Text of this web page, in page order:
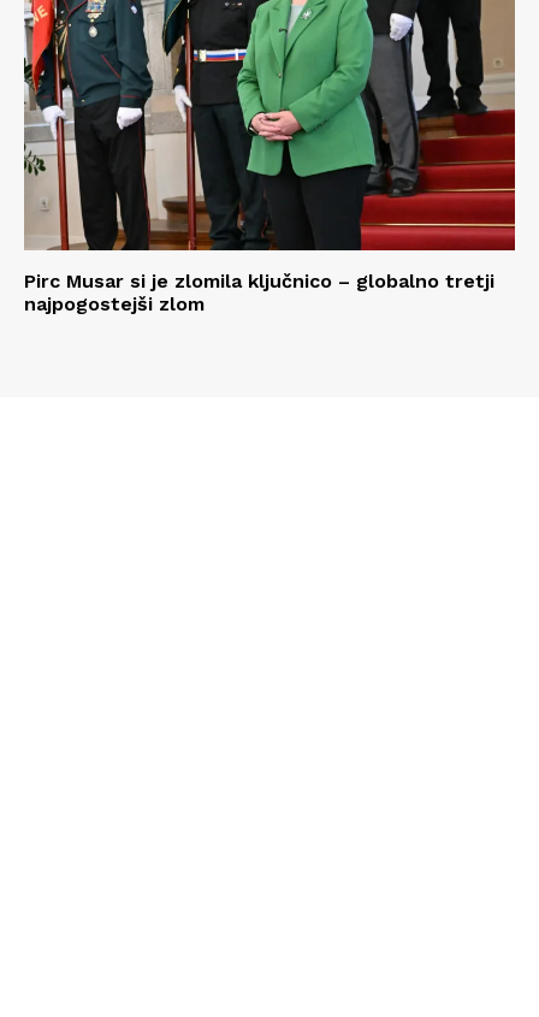
Pirc Musar si je zlomila ključnico – globalno tretji
najpogostejši zlom